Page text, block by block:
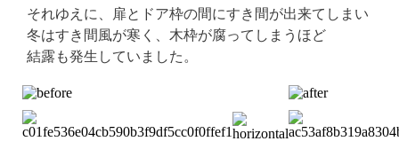
それゆえに、扉とドア枠の間にすき間が出来てしまい
冬はすき間風が寒く、木枠が腐ってしまうほど
結露も発生していました。